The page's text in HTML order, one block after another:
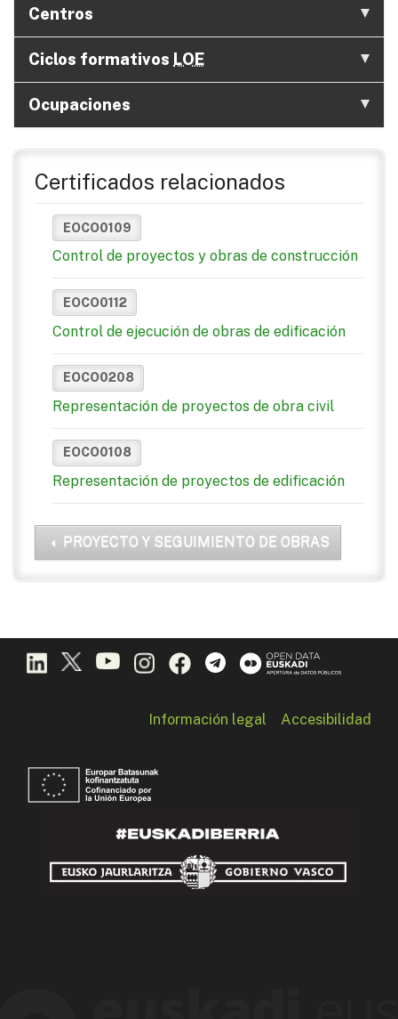
Centros
Ciclos formativos LOE
Ocupaciones
Certificados relacionados
EOCO0109
Control de proyectos y obras de construcción
EOCO0112
Control de ejecución de obras de edificación
EOCO0208
Representación de proyectos de obra civil
EOCO0108
Representación de proyectos de edificación
PROYECTO Y SEGUIMIENTO DE OBRAS
Información legal Accesibilidad